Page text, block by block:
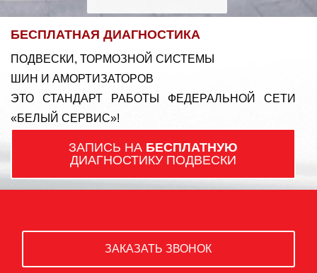
БЕСПЛАТНАЯ ДИАГНОСТИКА
ПОДВЕСКИ, ТОРМОЗНОЙ СИСТЕМЫ
ШИН И АМОРТИЗАТОРОВ
ЭТО СТАНДАРТ РАБОТЫ ФЕДЕРАЛЬНОЙ СЕТИ
«БЕЛЫЙ СЕРВИС»!
ЗАПИСЬ НА БЕСПЛАТНУЮ
ДИАГНОСТИКУ ПОДВЕСКИ
ЗАКАЗАТЬ ЗВОНОК